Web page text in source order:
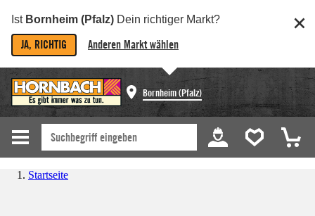
Ist Bornheim (Pfalz) Dein richtiger Markt?
JA, RICHTIG Anderen Markt wählen
Bornheim (Pfalz)
Startseite